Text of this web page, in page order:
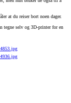
at du reiser bort noen dager.
tegne selv og 3D-printer for en